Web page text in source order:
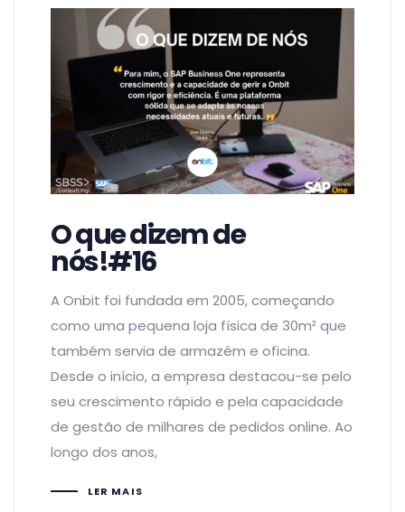
O que dizem de
nós!#16
A Onbit foi fundada em 2005, começando
como uma pequena loja física de 30m² que
também servia de armazém e oficina.
Desde o início, a empresa destacou-se pelo
seu crescimento rápido e pela capacidade
de gestão de milhares de pedidos online. Ao
longo dos anos,
LER MAIS